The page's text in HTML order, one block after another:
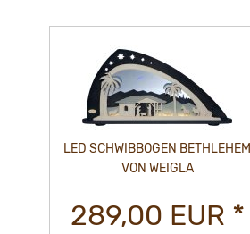
LED SCHWIBBOGEN BETHLEHEM
VON WEIGLA
289,00 EUR *